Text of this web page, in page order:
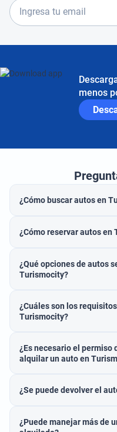
menos
¿Cómo buscar autos en
¿Cómo reservar autos en
¿Qué opciones de autos
Turismocity?
¿Cuáles son los
Turismocity?
¿Es necesario el permiso
alquilar un auto en
¿Se puede devolver el
¿Puede manejar más de